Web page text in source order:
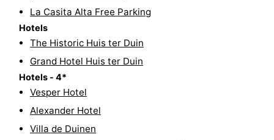
Forum
Route
Parkeren
Reisboekenwinkel
Nieuws
La Casita Alta Free Parking
Hotels
The Historic Huis ter Duin
Grand Hotel Huis ter Duin
Hotels - 4*
Vesper Hotel
Alexander Hotel
Villa de Duinen